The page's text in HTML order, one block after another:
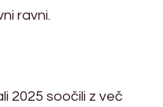
ravni.
2025 soočili z več